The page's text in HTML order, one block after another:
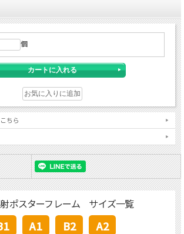
れ替えができます。
ー
げ用ヒモ付き。
ちらでも吊れます。
射機能の特性上、やや白濁したフィルムとな
す。透明感をお求めの方は、通常フィルム品を
用下さい。
個
ちら
ポスターフレーム サイズ一覧
A1 B2
A2